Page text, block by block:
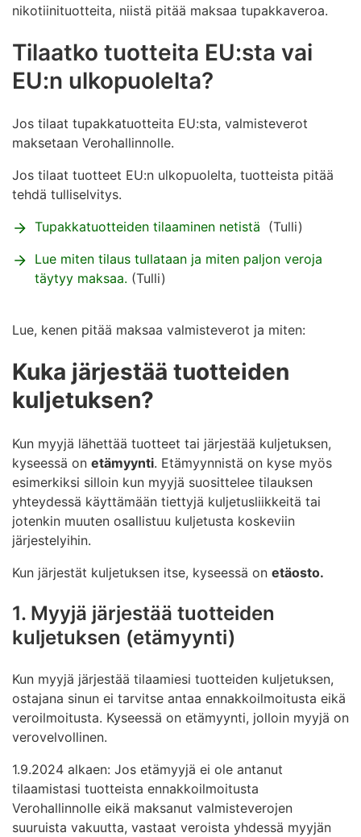
nikotiinituotteita, niistä pitää maksaa tupakkaveroa.
Tilaatko tuotteita EU:sta vai
EU:n ulkopuolelta?
Jos tilaat tupakkatuotteita EU:sta, valmisteverot
maksetaan Verohallinnolle.
Jos tilaat tuotteet EU:n ulkopuolelta, tuotteista pitää
tehdä tulliselvitys.
Tupakkatuotteiden tilaaminen netistä (Tulli)
Lue miten tilaus tullataan ja miten paljon veroja
täytyy maksaa. (Tulli)
Lue, kenen pitää maksaa valmisteverot ja miten:
Kuka järjestää tuotteiden
kuljetuksen?
Kun myyjä lähettää tuotteet tai järjestää kuljetuksen,
kyseessä on etämyynti. Etämyynnistä on kyse myös
esimerkiksi silloin kun myyjä suosittelee tilauksen
yhteydessä käyttämään tiettyjä kuljetusliikkeitä tai
jotenkin muuten osallistuu kuljetusta koskeviin
järjestelyihin.
Kun järjestät kuljetuksen itse, kyseessä on etäosto.
1. Myyjä järjestää tuotteiden
kuljetuksen (etämyynti)
Kun myyjä järjestää tilaamiesi tuotteiden kuljetuksen,
ostajana sinun ei tarvitse antaa ennakkoilmoitusta eikä
veroilmoitusta. Kyseessä on etämyynti, jolloin myyjä on
verovelvollinen.
1.9.2024 alkaen: Jos etämyyjä ei ole antanut
tilaamistasi tuotteista ennakkoilmoitusta
Verohallinnolle eikä maksanut valmisteverojen
suuruista vakuutta, vastaat veroista yhdessä myyjän